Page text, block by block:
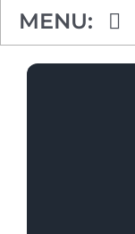
MENU:
Amfiteatr